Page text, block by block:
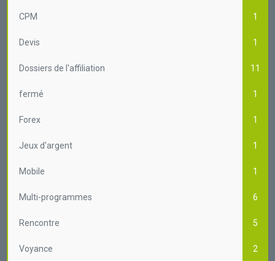
CPM 1
Devis 1
Dossiers de l'affiliation 11
fermé 1
Forex 1
Jeux d'argent 1
Mobile 1
Multi-programmes 6
Rencontre 5
Voyance 2